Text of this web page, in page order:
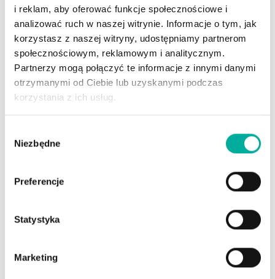
i reklam, aby oferować funkcje społecznościowe i
analizować ruch w naszej witrynie. Informacje o tym, jak
korzystasz z naszej witryny, udostępniamy partnerom
społecznościowym, reklamowym i analitycznym.
Partnerzy mogą połączyć te informacje z innymi danymi
otrzymanymi od Ciebie lub uzyskanymi podczas
korzystania z ich usług.
zgody
Niezbędne
Preferencje
Statystyka
Marketing
Grzegorz Pospieszczyk
Doświadczony Ekspert z udokumentowaną historią
pracy w branży doradztwa zarządczego. Specjalista w
zakresie procesów biznesowych, biura zarządzania
PodobneWpisy
Ustawa frankowa wchodzi w życie 7 sierpnia.
Kiedy będzie można przestać płacić raty?